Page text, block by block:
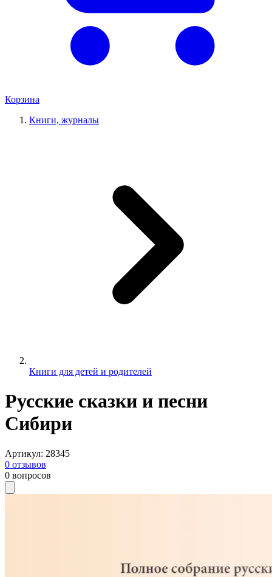
Корзина
Книги, журналы
Книги для детей и родителей
Русские сказки и песни
Сибири
Артикул: 28345
0 отзывов
0 вопросов